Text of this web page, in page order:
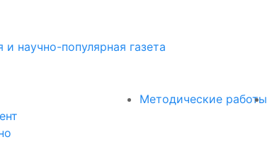
научно-популярная газета
Методические работы